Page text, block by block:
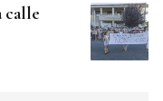
calle